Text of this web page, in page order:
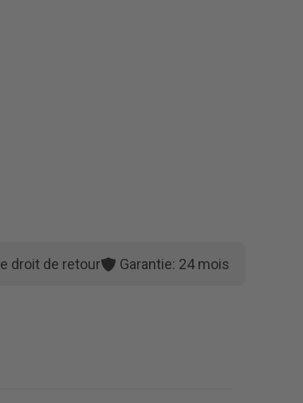
droit de retour Garantie: 24 mois